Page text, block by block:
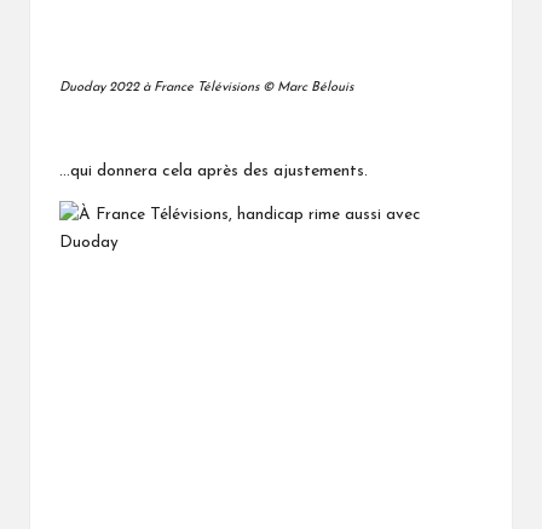
Duoday 2022 à France Télévisions © Marc Bélouis
…qui donnera cela après des ajustements.